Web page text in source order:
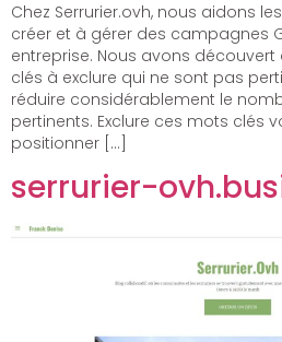
Chez Serrurier.ovh, nous aidons
créer et à gérer des campagnes
entreprise. Nous avons
clés à exclure qui ne sont pas
réduire considérablement le
pertinents. Exclure ces mots clés
positionner […]
serrurier-